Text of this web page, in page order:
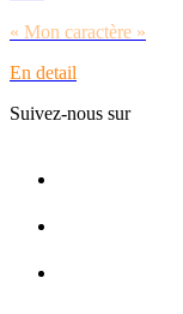
« Mon caractère »
En detail
Suivez-nous sur